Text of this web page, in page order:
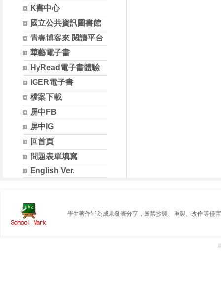
K書中心
國立公共資訊圖書館
青春博客來 閱讀平台
華藝電子書
HyRead電子書體驗
IGER電子書
檔案下載
屏中FB
屏中IG
回首頁
問題表單填寫
English Ver.
學生著作皆為成果發表分享，嚴禁抄襲、重製、改作等侵